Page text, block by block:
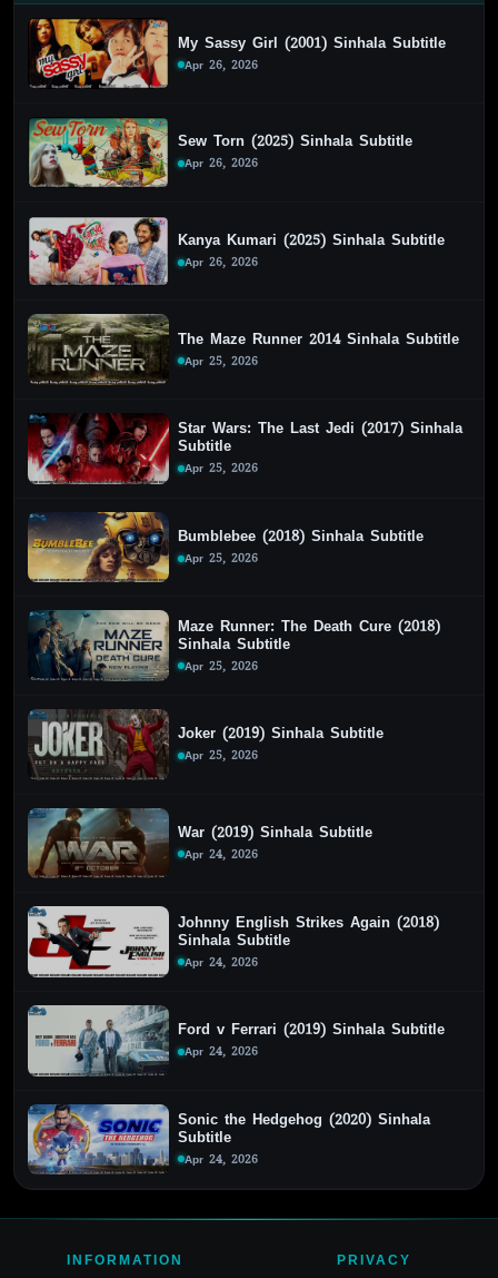
My Sassy Girl (2001) Sinhala Subtitle
Apr 26, 2026
Sew Torn (2025) Sinhala Subtitle
Apr 26, 2026
Kanya Kumari (2025) Sinhala Subtitle
Apr 26, 2026
The Maze Runner 2014 Sinhala Subtitle
Apr 25, 2026
Star Wars: The Last Jedi (2017) Sinhala
Subtitle
Apr 25, 2026
Bumblebee (2018) Sinhala Subtitle
Apr 25, 2026
Maze Runner: The Death Cure (2018)
Sinhala Subtitle
Apr 25, 2026
Joker (2019) Sinhala Subtitle
Apr 25, 2026
War (2019) Sinhala Subtitle
Apr 24, 2026
Johnny English Strikes Again (2018)
Sinhala Subtitle
Apr 24, 2026
Ford v Ferrari (2019) Sinhala Subtitle
Apr 24, 2026
Sonic the Hedgehog (2020) Sinhala
Subtitle
Apr 24, 2026
INFORMATION PRIVACY